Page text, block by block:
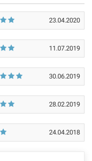
без уведомления. За
ответственности
23.04.2020
11.07.2019
30.06.2019
28.02.2019
24.04.2018